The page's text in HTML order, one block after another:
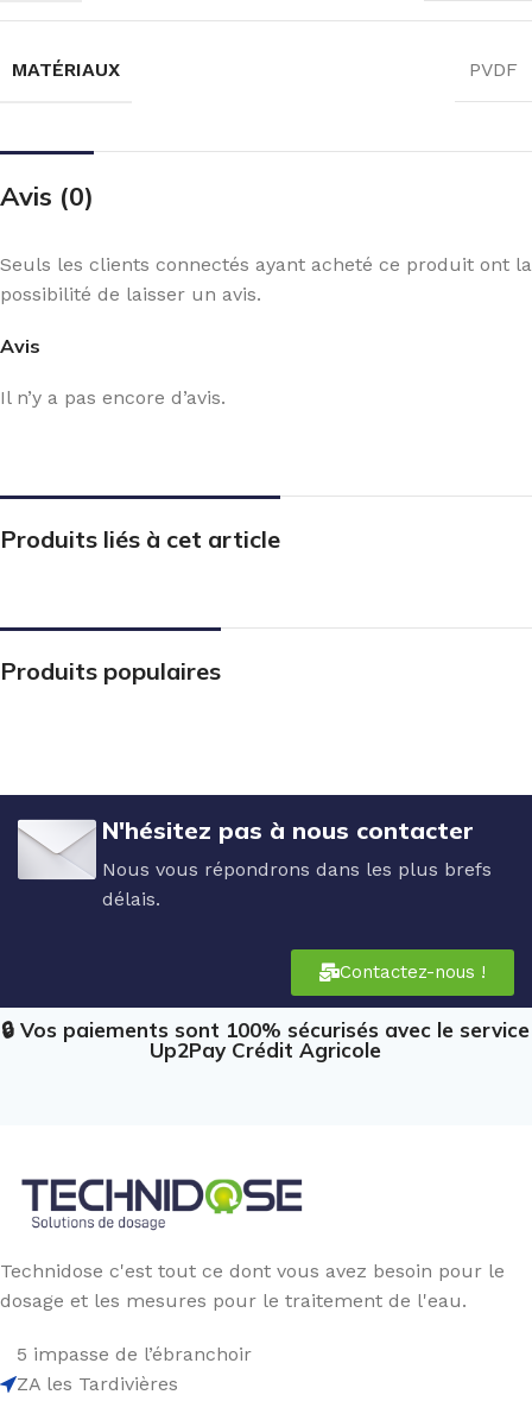
MATÉRIAUX PVDF
Avis (0)
Avis
Il n’y a pas encore d’avis.
Seuls les clients connectés ayant acheté ce produit ont la
possibilité de laisser un avis.
Produits liés à cet article
Produits populaires
N'hésitez pas à nous contacter
Nous vous répondrons dans les plus brefs
délais.
Contactez-nous !
🔒 Vos paiements sont 100% sécurisés avec le service
Up2Pay Crédit Agricole
Technidose c'est tout ce dont vous avez besoin pour le
dosage et les mesures pour le traitement de l'eau.
5 impasse de l’ébranchoir
ZA les Tardivières